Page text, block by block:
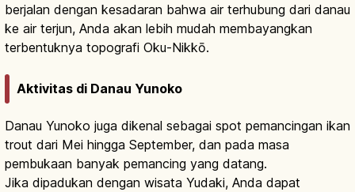
berjalan dengan kesadaran bahwa air terhubung dari danau
ke air terjun, Anda akan lebih mudah membayangkan
terbentuknya topografi Oku-Nikkō.
Aktivitas di Danau Yunoko
Danau Yunoko juga dikenal sebagai spot pemancingan ikan
trout dari Mei hingga September, dan pada masa
pembukaan banyak pemancing yang datang.
Jika dipadukan dengan wisata Yudaki, Anda dapat